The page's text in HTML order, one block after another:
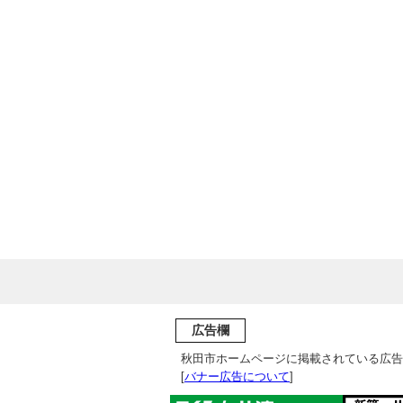
広告欄
秋田市ホームページに掲載されている広
[バナー広告について]